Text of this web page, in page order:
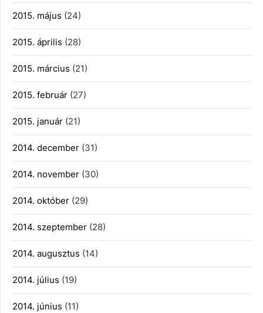
2015. május (24)
2015. április (28)
2015. március (21)
2015. február (27)
2015. január (21)
2014. december (31)
2014. november (30)
2014. október (29)
2014. szeptember (28)
2014. augusztus (14)
2014. július (19)
2014. június (11)